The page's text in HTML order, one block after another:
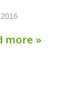
more »